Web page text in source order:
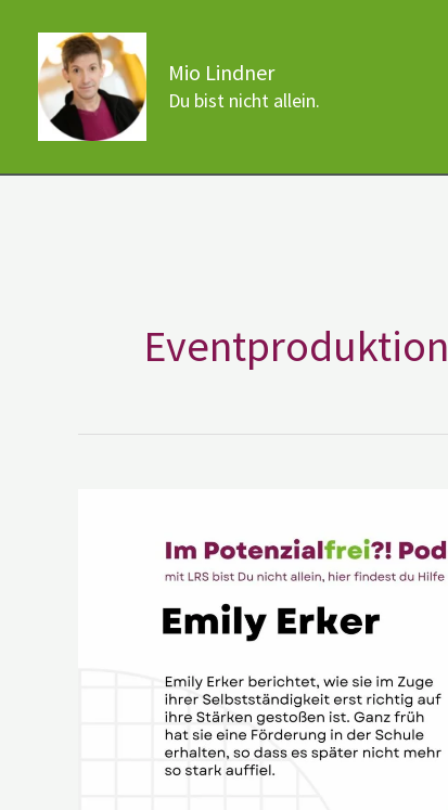
Inhalt
springen
Mio Lindner
Du bist nicht allein.
Eventproduktion